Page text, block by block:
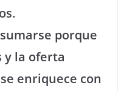
porque
y la oferta
enriquece con